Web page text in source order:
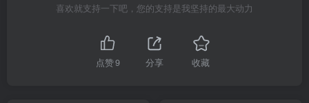
喜欢就支持一下吧，您的支持是我坚持的最大动力
点赞9 分享 收藏